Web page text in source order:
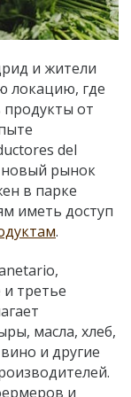
и жители
локацию, где
от
del
новый рынок
в парке
иметь доступ
.
третье
масла, хлеб,
и другие
и